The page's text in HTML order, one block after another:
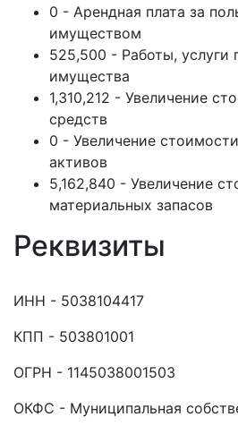
0 - Арендная плата за
имуществом
525,500 - Работы,
имущества
1,310,212 - Увеличение
средств
0 - Увеличение
активов
5,162,840 - Увеличение
материальных запасов
Реквизиты
ИНН - 5038104417
КПП - 503801001
ОГРН - 1145038001503
ОКФС - Муниципальная